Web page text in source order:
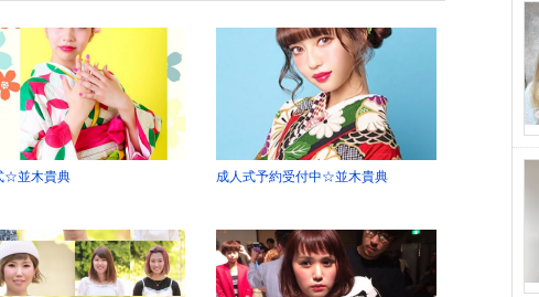
☆並木貴典 成人式予約受付中☆並木貴典